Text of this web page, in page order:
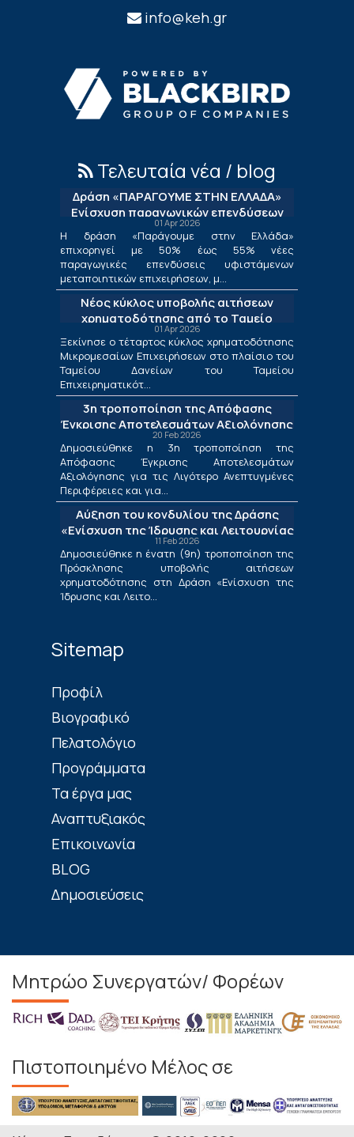
info@keh.gr
Τελευταία νέα / blog
Δράση «ΠΑΡΑΓΟΥΜΕ ΣΤΗΝ ΕΛΛΑΔΑ»
Ενίσχυση παραγωγικών επενδύσεων
μεταποίησης
01 Apr 2026
Η δράση «Παράγουμε στην Ελλάδα»
επιχορηγεί με 50% έως 55% νέες
παραγωγικές επενδύσεις υφιστάμενων
μεταποιητικών επιχειρήσεων, μ...
Νέος κύκλος υποβολής αιτήσεων
χρηματοδότησης από το Ταμείο
Δανείων του ΤΕΠΙΧ ΙΙΙ
01 Apr 2026
Ξεκίνησε ο τέταρτος κύκλος χρηματοδότησης
Μικρομεσαίων Επιχειρήσεων στο πλαίσιο του
Ταμείου Δανείων του Ταμείου
Επιχειρηματικότ...
3η τροποποίηση της Απόφασης
Έγκρισης Αποτελεσμάτων Αξιολόγησης
για τις Λιγότερο Ανεπτυγμένες
Περιφέρειες και για τις Περιφέρειες
Μετάβασης στο πλαίσιο της Δράσης
«Ενίσχυση της Ίδρυσης και Λειτουργίας
Νέων Μικρομεσαίων Τουριστικών
Επιχειρήσεων»
20 Feb 2026
Δημοσιεύθηκε η 3η τροποποίηση της
Απόφασης Έγκρισης Αποτελεσμάτων
Αξιολόγησης για τις Λιγότερο Ανεπτυγμένες
Περιφέρειες και για...
Αύξηση του κονδυλίου της Δράσης
«Ενίσχυση της Ίδρυσης και Λειτουργίας
Νέων Μικρομεσαίων Τουριστικών
Επιχειρήσεων»
11 Feb 2026
Δημοσιεύθηκε η ένατη (9η) τροποποίηση της
Πρόσκλησης υποβολής αιτήσεων
χρηματοδότησης στη Δράση «Ενίσχυση της
Ίδρυσης και Λειτο...
Sitemap
Πρoφίλ
Βιογραφικό
Πελατολόγιο
Προγράμματα
Τα έργα μας
Αναπτυξιακός
Επικοινωνία
BLOG
Δημοσιεύσεις
Μητρώο Συνεργατών/ Φορέων
Πιστοποιημένο Μέλος σε